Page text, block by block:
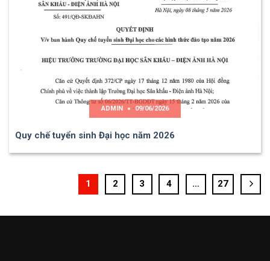
ADMIN 09/06/2026
Quy chế tuyển sinh Đại học năm 2026
1 2 3 4 … 27